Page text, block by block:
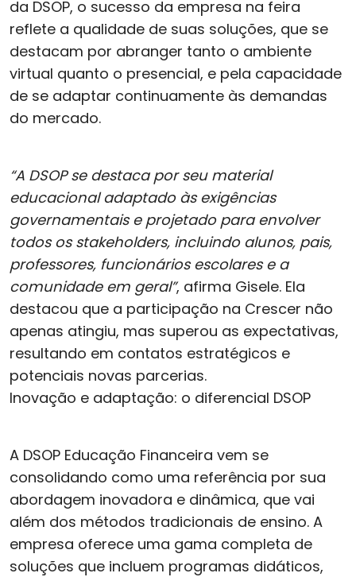
da DSOP, o sucesso da empresa na feira
reflete a qualidade de suas soluções, que se
destacam por abranger tanto o ambiente
virtual quanto o presencial, e pela capacidade
de se adaptar continuamente às demandas
do mercado.
“A DSOP se destaca por seu material
educacional adaptado às exigências
governamentais e projetado para envolver
todos os stakeholders, incluindo alunos, pais,
professores, funcionários escolares e a
comunidade em geral”, afirma Gisele. Ela
destacou que a participação na Crescer não
apenas atingiu, mas superou as expectativas,
resultando em contatos estratégicos e
potenciais novas parcerias.
Inovação e adaptação: o diferencial DSOP
A DSOP Educação Financeira vem se
consolidando como uma referência por sua
abordagem inovadora e dinâmica, que vai
além dos métodos tradicionais de ensino. A
empresa oferece uma gama completa de
soluções que incluem programas didáticos,